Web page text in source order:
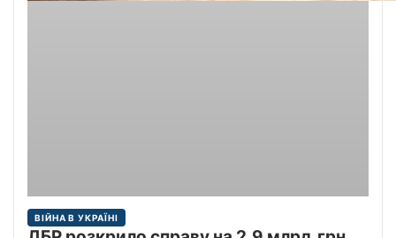
ВІЙНА В УКРАЇНІ